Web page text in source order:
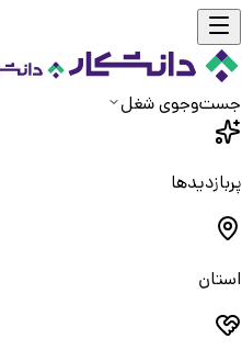
جست‌و‌جوی شغل
پربازدیدها
استان